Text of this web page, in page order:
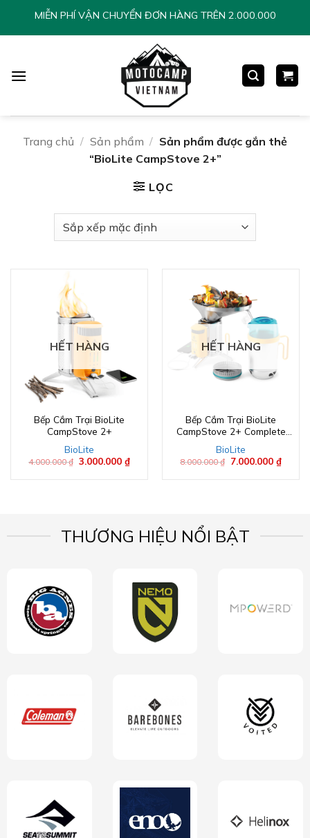
ChuyểnMIỄN PHÍ VẬN CHUYỂN ĐƠN HÀNG TRÊN 2.000.000
Trang chủ / Sản phẩm / Sản phẩm được gắn thẻ
“BioLite CampStove 2+”
LỌC
HẾT HÀNG
Bếp Cắm Trại BioLite
CampStove 2+
BioLite
4.000.000₫ Giá
3.000.000₫
HẾT HÀNG
Bếp Cắm Trại BioLite
CampStove 2+ Complete
BioLite
8.000.000₫ Giá
7.000.000₫
THƯƠNG HIỆU NỔI BẬT